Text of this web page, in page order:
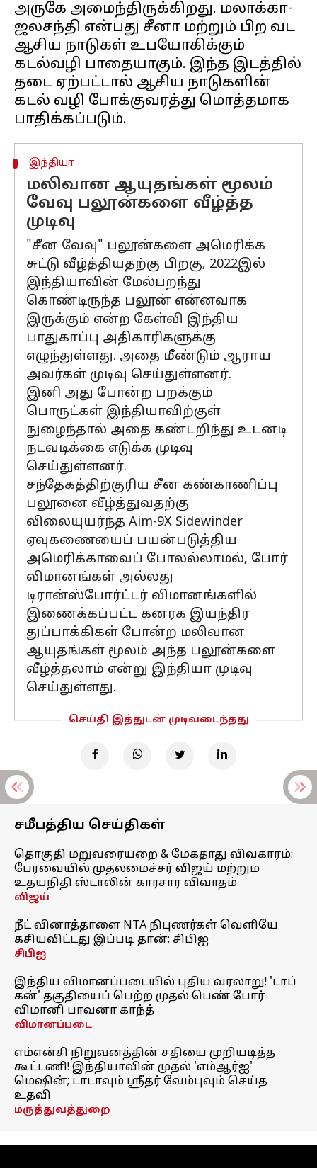
அருகே அமைந்திருக்கிறது. மலாக்கா-
ஜலசந்தி என்பது சீனா மற்றும் பிற வட
ஆசிய நாடுகள் உபயோகிக்கும்
கடல்வழி பாதையாகும். இந்த இடத்தில்
தடை ஏற்பட்டால் ஆசிய நாடுகளின்
கடல் வழி போக்குவரத்து மொத்தமாக
இந்தியா
மலிவான ஆயுதங்கள் மூலம்
வேவு பலூன்களை வீழ்த்த
முடிவு
"சீன வேவு" பலூன்களை அமெரிக்க
சுட்டு வீழ்த்தியதற்கு பிறகு, 2022இல்
இந்தியாவின் மேல்பறந்து
கொண்டிருந்த பலூன் என்னவாக
இருக்கும் என்ற கேள்வி இந்திய
பாதுகாப்பு அதிகாரிகளுக்கு
எழுந்துள்ளது. அதை மீண்டும் ஆராய
அவர்கள் முடிவு செய்துள்ளனர்.
இனி அது போன்ற பறக்கும்
பொருட்கள் இந்தியாவிற்குள்
நுழைந்தால் அதை கண்டறிந்து உடனடி
நடவடிக்கை எடுக்க முடிவு
செய்துள்ளனர்.
சந்தேகத்திற்குரிய சீன கண்காணிப்பு
பலூனை வீழ்த்துவதற்கு
விலையுயர்ந்த Aim-9X Sidewinder
ஏவுகணையைப் பயன்படுத்திய
அமெரிக்காவைப் போலல்லாமல், போர்
விமானங்கள் அல்லது
டிரான்ஸ்போர்ட்டர் விமானங்களில்
இணைக்கப்பட்ட கனரக இயந்திர
துப்பாக்கிகள் போன்ற மலிவான
ஆயுதங்கள் மூலம் அந்த பலூன்களை
வீழ்த்தலாம் என்று இந்தியா முடிவு
செய்துள்ளது.
செய்தி இத்துடன் முடிவடைந்தது
சமீபத்திய செய்திகள்
தொகுதி மறுவரையறை & மேகதாது விவகாரம்:
பேரவையில் முதலமைச்சர் விஜய் மற்றும்
உதயநிதி ஸ்டாலின் காரசார விவாதம்
விஜய்
நீட் வினாத்தாளை NTA நிபுணர்கள் வெளியே
கசியவிட்டது இப்படி தான்: சிபிஐ
சிபிஐ
இந்திய விமானப்படையில் புதிய வரலாறு! 'டாப்
கன்' தகுதியைப் பெற்ற முதல் பெண் போர்
விமானி பாவனா காந்த்
விமானப்படை
எம்என்சி நிறுவனத்தின் சதியை முறியடித்த
கூட்டணி! இந்தியாவின் முதல் 'எம்ஆர்ஐ'
மெஷின்; டாடாவும் ஸ்ரீதர் வேம்புவும் செய்த
உதவி
மருத்துவத்துறை